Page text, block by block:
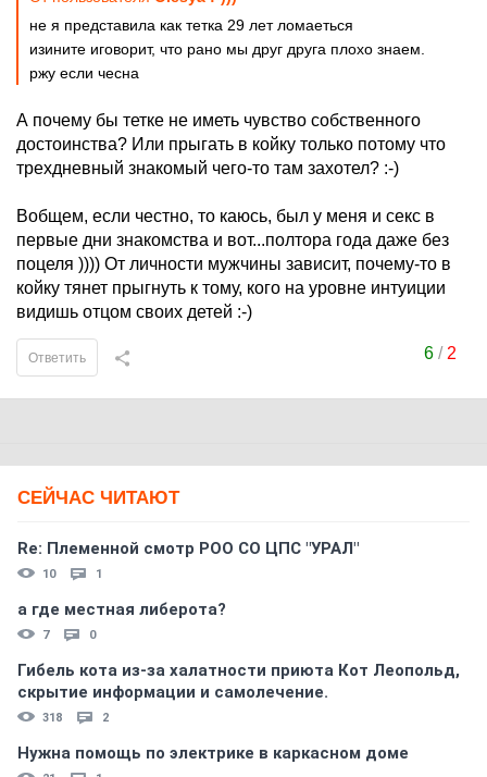
не я представила как тетка 29 лет ломаеться
изините иговорит, что рано мы друг друга плохо знаем.
ржу если чесна
А почему бы тетке не иметь чувство собственного
достоинства? Или прыгать в койку только потому что
трехдневный знакомый чего-то там захотел? :-)
Вобщем, если честно, то каюсь, был у меня и секс в
первые дни знакомства и вот...полтора года даже без
поцеля )))) От личности мужчины зависит, почему-то в
койку тянет прыгнуть к тому, кого на уровне интуиции
видишь отцом своих детей :-)
6/ 2
Ответить
СЕЙЧАС ЧИТАЮТ
Re: Племеннoй смoтр РOO CO ЦПС "УРАЛ"
10 1
а где местная либерота?
7 0
Гибель кота из-за халатности приюта Кот Леопольд,
скрытиe информации и самолечение.
318 2
Нужна помощь по электрике в каркасном доме